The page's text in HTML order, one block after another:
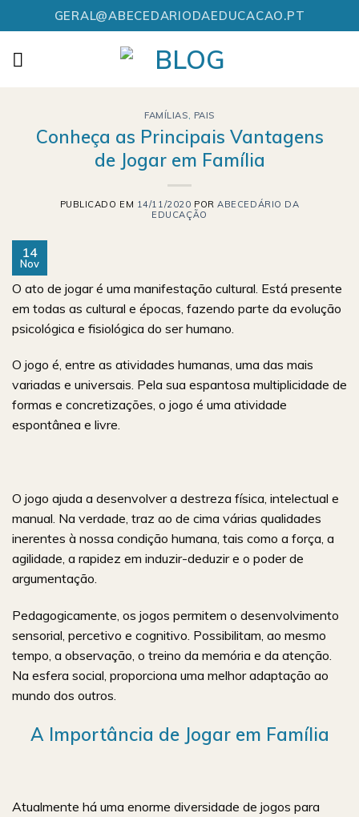
to
content
GERAL@ABECEDARIODAEDUCACAO.PT
FAMÍLIAS, PAIS
Conheça as Principais Vantagens
de Jogar em Família
PUBLICADO EM 14/11/2020 PORABECEDÁRIO DA
EDUCAÇÃO
14
Nov
O ato de jogar é uma manifestação cultural. Está presente
em todas as cultural e épocas, fazendo parte da evolução
psicológica e fisiológica do ser humano.
O jogo é, entre as atividades humanas, uma das mais
variadas e universais. Pela sua espantosa multiplicidade de
formas e concretizações, o jogo é uma atividade
espontânea e livre.
O jogo ajuda a desenvolver a destreza física, intelectual e
manual. Na verdade, traz ao de cima várias qualidades
inerentes à nossa condição humana, tais como a força, a
agilidade, a rapidez em induzir-deduzir e o poder de
argumentação.
Pedagogicamente, os jogos permitem o desenvolvimento
sensorial, percetivo e cognitivo. Possibilitam, ao mesmo
tempo, a observação, o treino da memória e da atenção.
Na esfera social, proporciona uma melhor adaptação ao
mundo dos outros.
A Importância de Jogar em Família
Atualmente há uma enorme diversidade de jogos para